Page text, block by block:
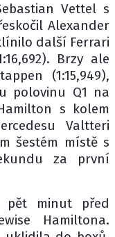
Vettel s
Alexander
další Ferrari
Brzy ale
(1:15,949),
polovinu Q1 na
s kolem
Valtteri
šestém místě s
za první
pět minut před
Hamiltona.